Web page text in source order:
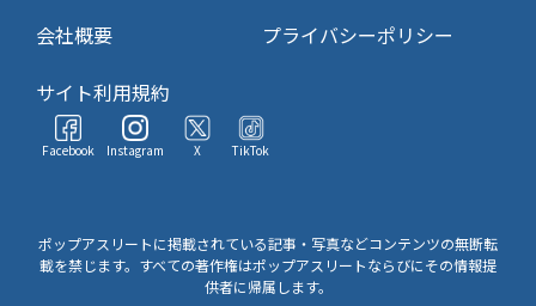
会社概要
プライバシーポリシー
サイト利用規約
Facebook Instagram X TikTok
ポップアスリートに掲載されている記事・写真などコンテンツの無断転
載を禁じます。すべての著作権はポップアスリートならびにその情報提
供者に帰属します。